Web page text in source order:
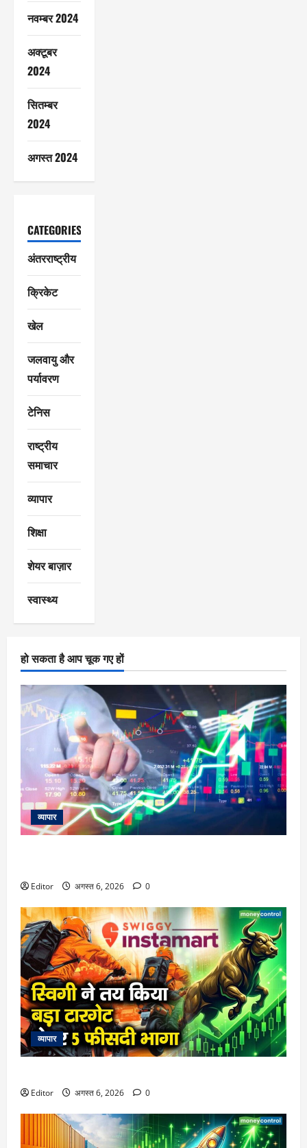
नवम्बर 2024
अक्टूबर
2024
सितम्बर
2024
अगस्त 2024
CATEGORIES
अंतरराष्ट्रीय
क्रिकेट
खेल
जलवायु और
पर्यावरण
टेनिस
राष्ट्रीय
समाचार
व्यापार
शिक्षा
शेयर बाज़ार
स्वास्थ्य
हो सकता है आप चूक गए हों
व्यापार
Editor अगस्त 6, 2026 0
व्यापार
Editor अगस्त 6, 2026 0